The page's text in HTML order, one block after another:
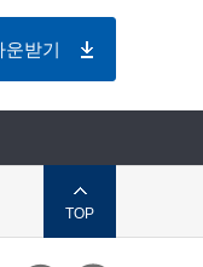
운받기
TOP